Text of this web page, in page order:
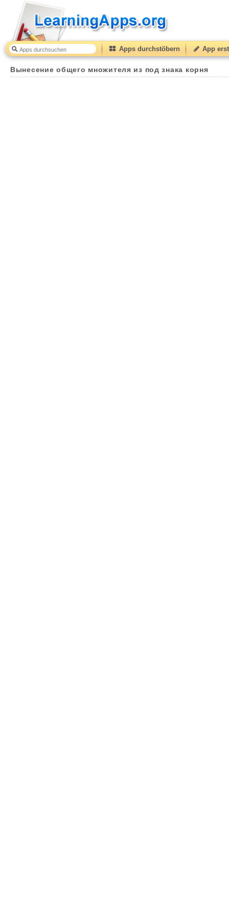
Apps durchstöbern App
Вынесение общего множителя из под знака корня
Вынесение общего множителя из под знака корня